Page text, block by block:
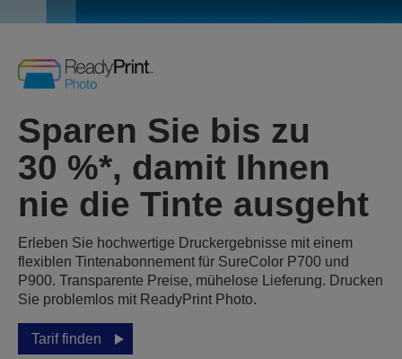
Sparen Sie bis zu
30 %*, damit Ihnen
nie die Tinte ausgeht
Erleben Sie hochwertige Druckergebnisse mit einem
flexiblen Tintenabonnement für SureColor P700 und
P900. Transparente Preise, mühelose Lieferung. Drucken
Sie problemlos mit ReadyPrint Photo.
Tarif finden